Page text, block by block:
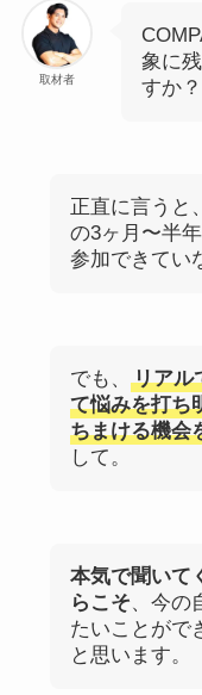
取材者
象に
すか？
正直に言うと
の3ヶ月〜半
参加できてい
でも、
リアル
て悩みを打ち
ちまける機会
して。
本気で聞いて
らこそ、今の
たいことがで
と思います。